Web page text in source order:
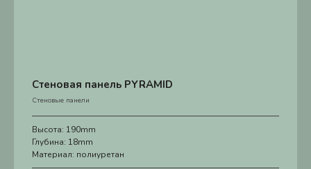
Стеновая панель PYRAMID
Стеновые панели
Высота: 190mm
Глубина: 18mm
Материал: полиуретан